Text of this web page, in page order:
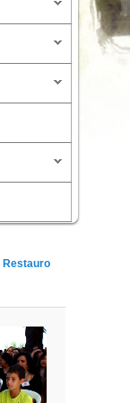
Restauro